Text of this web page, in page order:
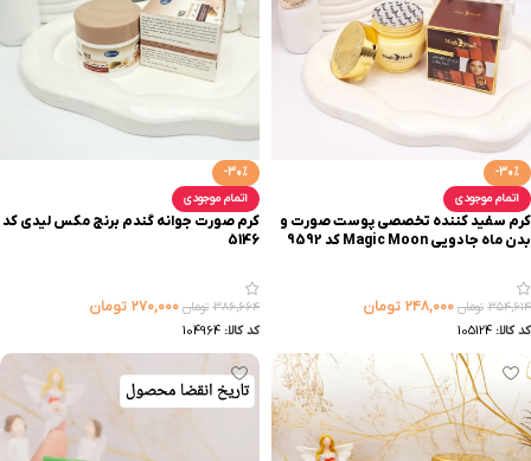
-30%
اتمام موجودی
کرم سفید کننده تخصصی پوست صورت و
بدن ماه جادویی Magic Moon کد 9592
۳۵۴,۶۱۴ تومان ۲۴۸,۰۰۰ تومان
کد کالا: 105124
-30%
اتمام موجودی
کرم صورت جوانه گندم برنج مکس لیدی کد
5146
۳۸۶,۶۶۴ تومان ۲۷۰,۰۰۰ تومان
کد کالا: 104964